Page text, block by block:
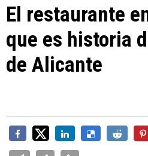
El restaurante
que es historia
de Alicante